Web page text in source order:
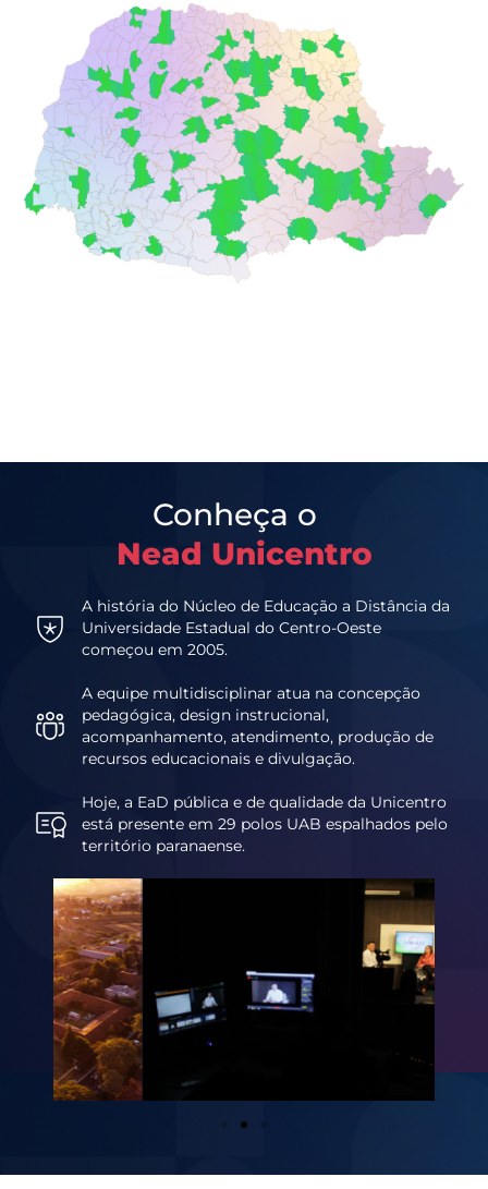
Conheça o
Nead Unicentro
A história do Núcleo de Educação a Distância da
Universidade Estadual do Centro-Oeste
começou em 2005.
A equipe multidisciplinar atua na concepção
pedagógica, design instrucional,
acompanhamento, atendimento, produção de
recursos educacionais e divulgação.
Hoje, a EaD pública e de qualidade da Unicentro
está presente em 29 polos UAB espalhados pelo
território paranaense.